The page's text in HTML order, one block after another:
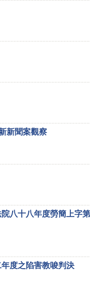
新聞案觀察
八十八年度勞簡上字第
度之陷害教唆判決